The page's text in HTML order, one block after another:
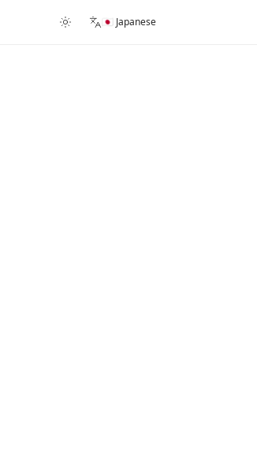
🇯🇵 Japanese